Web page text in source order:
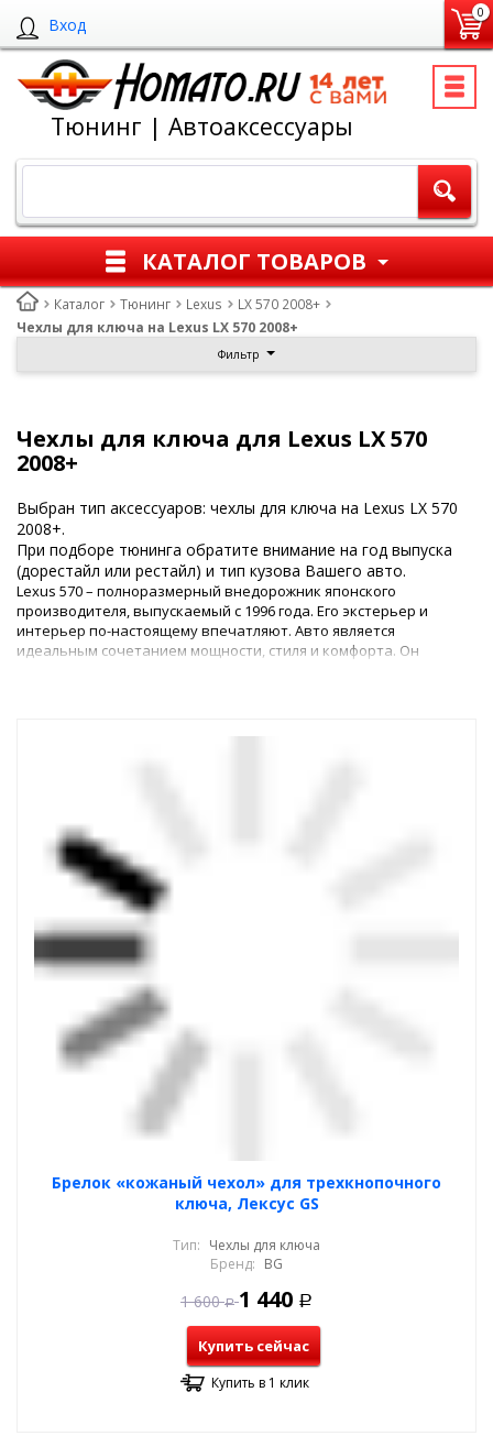
Вход
0
Тюнинг | Автоаксессуары
КАТАЛОГ ТОВАРОВ
Каталог Тюнинг Lexus
LX 570 2008+
Чехлы для ключа на Lexus LX 570 2008+
Фильтр
Чехлы для ключа для Lexus LX 570
2008+
Выбран тип аксессуаров: чехлы для ключа на Lexus LX 570
2008+.
При подборе тюнинга обратите внимание на год выпуска
(дорестайл или рестайл) и тип кузова Вашего авто.
Lexus 570 – полноразмерный внедорожник японского
производителя, выпускаемый с 1996 года. Его экстерьер и
интерьер по-настоящему впечатляют. Авто является
идеальным сочетанием мощности, стиля и комфорта. Он
Брелок «кожаный чехол» для трехкнопочного
ключа, Лексус GS
Тип: Чехлы для ключа
Бренд: BG
1 600 Р 1 440 Р
Купить сейчас
Купить в 1 клик